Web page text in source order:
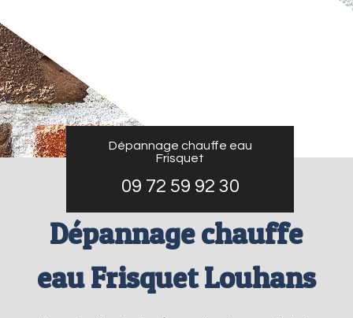
Dépannage chauffe eau
Frisquet
09 72 59 92 30
Dépannage chauffe
eau Frisquet Louhans